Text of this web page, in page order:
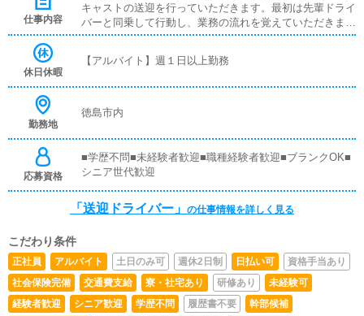
仕事内容
キャストの送迎を行っていただきます。最初は先輩ドライ
バーと同乗して行動し、業務の流れを覚えていただきます
ので、未経験の方でも安心して働けます。お客様と対面で
は支給します。■清掃業務送迎業務の空き時間に、事務所
休日休暇
【アルバイト】週１日以上勤務
勤務地
徳島市内
応募資格
■学歴不問■未経験者歓迎■職種経験者歓迎■ブランクOK■
シニア世代歓迎
「送迎ドライバー」 の仕事情報を詳しく見る
こだわり条件
正社員 アルバイト 土日のみ可 週休2日制 日払い可
資格手当あり
社会保険完備
交通費支給 寮・社宅あり 研修あり
未経験可
経験者歓迎
シニア歓迎 学歴不問 履歴書不要
幹部候補